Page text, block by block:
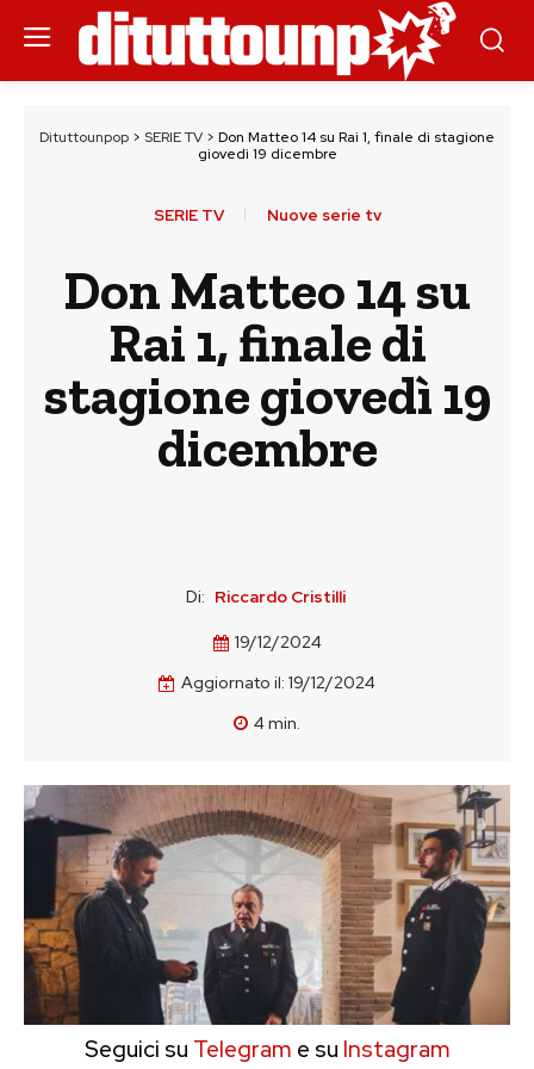
Dituttounpop > SERIE TV > Don Matteo 14 su Rai 1, finale di stagione
giovedì 19 dicembre
SERIE TV Nuove serie tv
Don Matteo 14 su
Rai 1, finale di
stagione giovedì 19
dicembre
Di: Riccardo Cristilli
19/12/2024
Aggiornato il: 19/12/2024
4min.
Seguici su Telegram e su Instagram